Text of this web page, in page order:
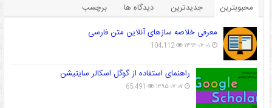
محبوبترین جدیدترین دیدگاه ها
برچسب
معرفی خلاصه سازهای آنلاین متن فارسی
۱۳۹۴-۰۷-۰۱ 104,112
راهنمای استفاده از گوگل اسکالر سایتیشن
۱۳۹۵-۰۷-۰۷ 65,491